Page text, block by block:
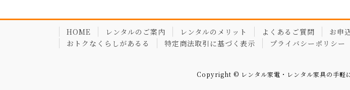
HOME レンタルのご案内 レンタルのメリット よくあるご質問 お申
おトクなくらしがあるる
特定商法取引に基づく表示 プライバシーポリシー
Copyright © レンタル家電・レンタル家具の手